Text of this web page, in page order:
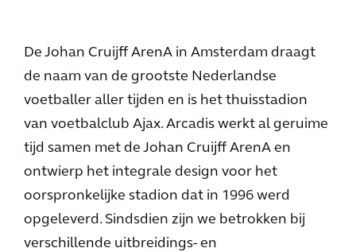
De Johan Cruijff ArenA in Amsterdam draagt
de naam van de grootste Nederlandse
voetballer aller tijden en is het thuisstadion
van voetbalclub Ajax. Arcadis werkt al geruime
tijd samen met de Johan Cruijff ArenA en
ontwierp het integrale design voor het
oorspronkelijke stadion dat in 1996 werd
opgeleverd. Sindsdien zijn we betrokken bij
verschillende uitbreidings- en